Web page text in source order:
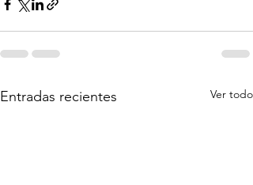
Entradas recientes Ver todo